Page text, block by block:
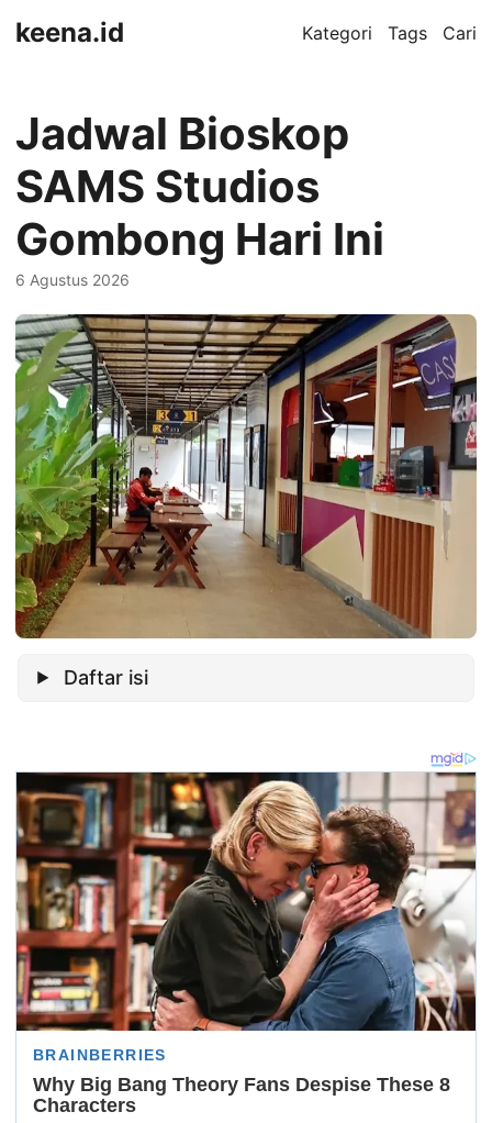
keena.id Kategori Tags Cari
Jadwal Bioskop
SAMS Studios
Gombong Hari Ini
6 Agustus 2026
Daftar isi